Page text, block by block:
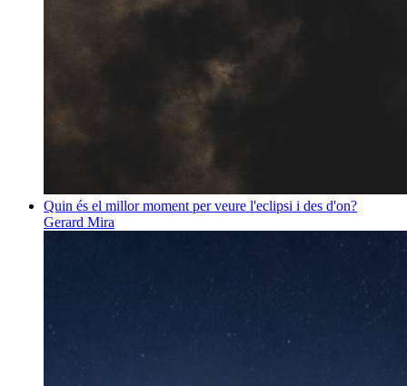
Quin és el millor moment per veure l'eclipsi i des d'on?
Gerard Mira